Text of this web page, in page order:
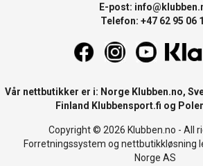
E-post:
Telefon: +47 62 95 06
Vår nettbutikker er i: Norge Klubben.no,
Finland Klubbensport.fi og
Copyright © 2026 Klubben.no - All
Forretningssystem og nettbutikkløsning
Norge AS